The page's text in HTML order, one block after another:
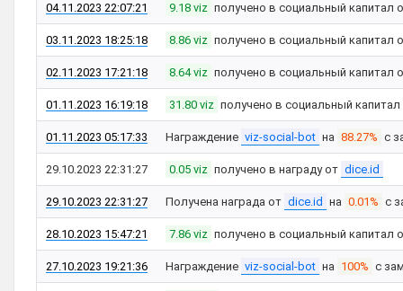
04.11.2023 22:07:21 9.18 viz получено в социальный капитал
03.11.2023 18:25:18 8.86 viz получено в социальный капитал
02.11.2023 17:21:18 8.64 viz получено в социальный капитал
01.11.2023 16:19:18 31.80 viz получено в социальный
01.11.2023 05:17:33 Награждение viz-social-bot на 88.27% с
29.10.2023 22:31:27 0.05 viz получено в награду от dice.id
29.10.2023 22:31:27 Получена награда от dice.id на 0.01% с
28.10.2023 15:47:21 7.86 viz получено в социальный капитал
27.10.2023 19:21:36 Награждение viz-social-bot на 100% с